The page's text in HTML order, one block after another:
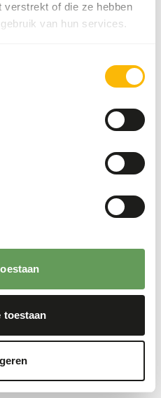
verstrekt of die ze hebben
van hun services.
toestaan